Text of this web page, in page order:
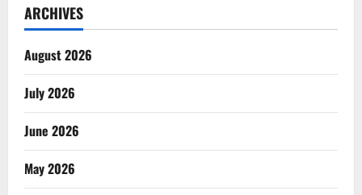
ARCHIVES
August 2026
July 2026
June 2026
May 2026